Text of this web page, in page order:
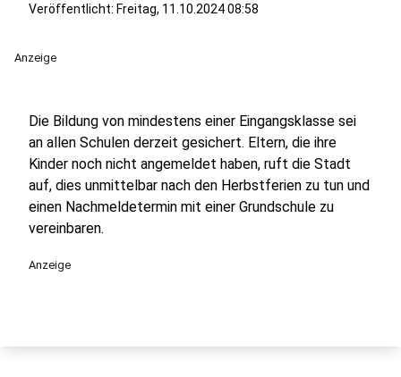
Veröffentlicht: Freitag, 11.10.2024 08:58
Anzeige
Die Bildung von mindestens einer Eingangsklasse sei
an allen Schulen derzeit gesichert. Eltern, die ihre
Kinder noch nicht angemeldet haben, ruft die Stadt
auf, dies unmittelbar nach den Herbstferien zu tun und
einen Nachmeldetermin mit einer Grundschule zu
vereinbaren.
Anzeige